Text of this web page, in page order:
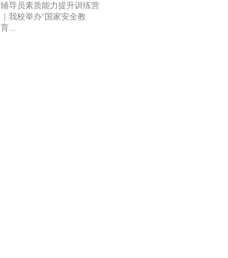
辅导员素质能力提升训练营
｜我校举办“国家安全教
育...